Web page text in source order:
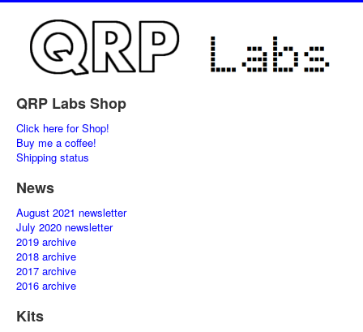
QRP Labs Shop
Click here for Shop!
Buy me a coffee!
Shipping status
News
August 2021 newsletter
July 2020 newsletter
2019 archive
2018 archive
2017 archive
2016 archive
Kits